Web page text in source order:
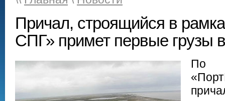
Причал, строящийся в
СПГ» примет первые грузы в
По